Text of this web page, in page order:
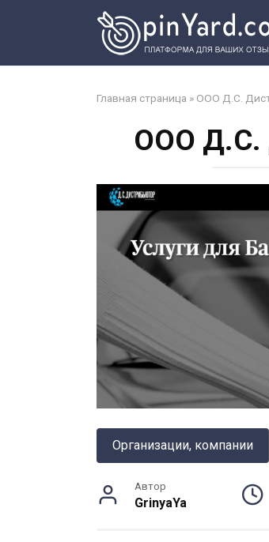
Главная страница » ООО Д.С.
ООО Д.С.
Организации, компании
Автор
GrinyaYa